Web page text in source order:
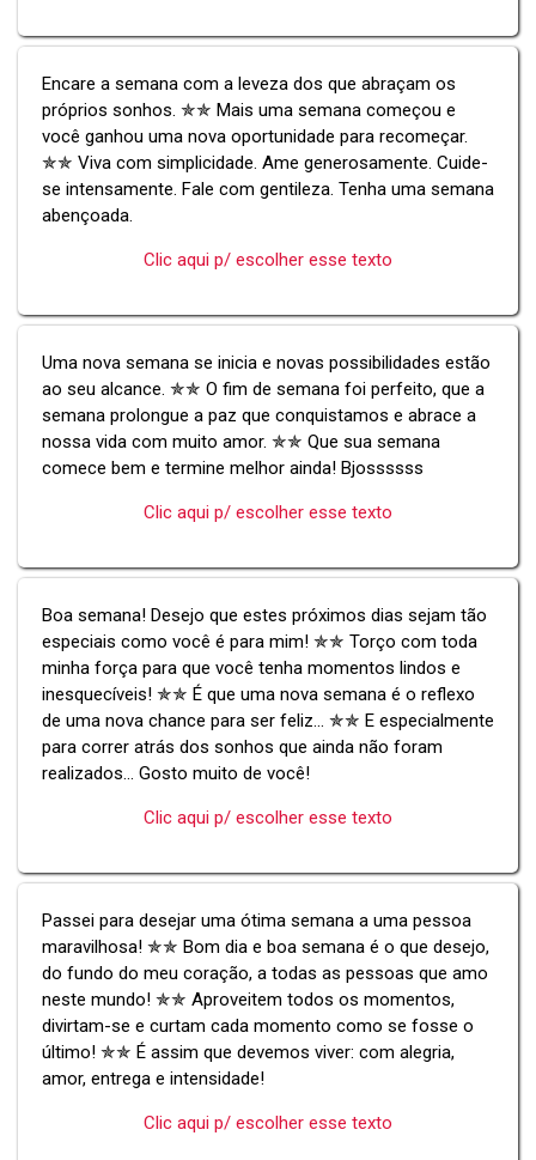
Encare a semana com a leveza dos que abraçam os
próprios sonhos. ✯✯ Mais uma semana começou e
você ganhou uma nova oportunidade para recomeçar.
✯✯ Viva com simplicidade. Ame generosamente. Cuide-
se intensamente. Fale com gentileza. Tenha uma semana
abençoada.
Clic aqui p/ escolher esse texto
Uma nova semana se inicia e novas possibilidades estão
ao seu alcance. ✯✯ O fim de semana foi perfeito, que a
semana prolongue a paz que conquistamos e abrace a
nossa vida com muito amor. ✯✯ Que sua semana
comece bem e termine melhor ainda! Bjossssss
Clic aqui p/ escolher esse texto
Boa semana! Desejo que estes próximos dias sejam tão
especiais como você é para mim! ✯✯ Torço com toda
minha força para que você tenha momentos lindos e
inesquecíveis! ✯✯ É que uma nova semana é o reflexo
de uma nova chance para ser feliz... ✯✯ E especialmente
para correr atrás dos sonhos que ainda não foram
realizados... Gosto muito de você!
Clic aqui p/ escolher esse texto
Passei para desejar uma ótima semana a uma pessoa
maravilhosa! ✯✯ Bom dia e boa semana é o que desejo,
do fundo do meu coração, a todas as pessoas que amo
neste mundo! ✯✯ Aproveitem todos os momentos,
divirtam-se e curtam cada momento como se fosse o
último! ✯✯ É assim que devemos viver: com alegria,
amor, entrega e intensidade!
Clic aqui p/ escolher esse texto